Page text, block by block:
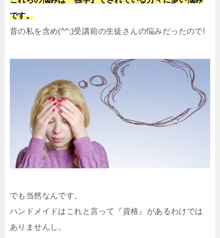
です。
昔の私を含め(^^;)受講前の生徒さんの悩みだったので!
でも当然なんです。
ハンドメイドはこれと言って『資格』があるわけでは
ありませんし。